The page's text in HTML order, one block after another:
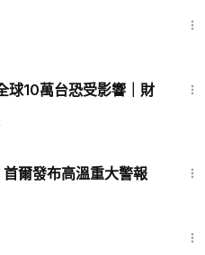
球10萬台恐受影響｜財
爾發布高溫重大警報